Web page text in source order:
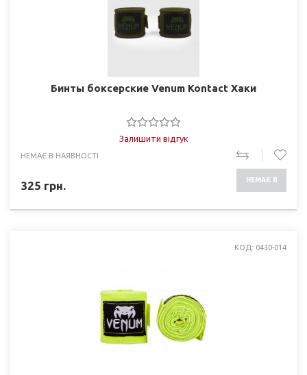
Бинты боксерские Venum Kontact Хаки
Залишити відгук
НЕМАЄ В НАЯВНОСТІ
325 грн. НЕМАЄ В
КОД: 0430-014